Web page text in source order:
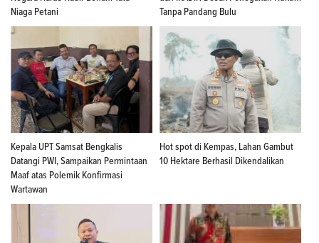
Niaga Petani
Tanpa Pandang Bulu
Kepala UPT Samsat Bengkalis
Datangi PWI, Sampaikan Permintaan
Maaf atas Polemik Konfirmasi
Wartawan
Hot spot di Kempas, Lahan Gambut
10 Hektare Berhasil Dikendalikan